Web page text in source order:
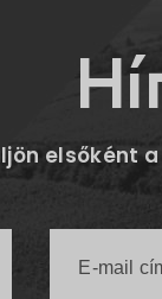
elsőként